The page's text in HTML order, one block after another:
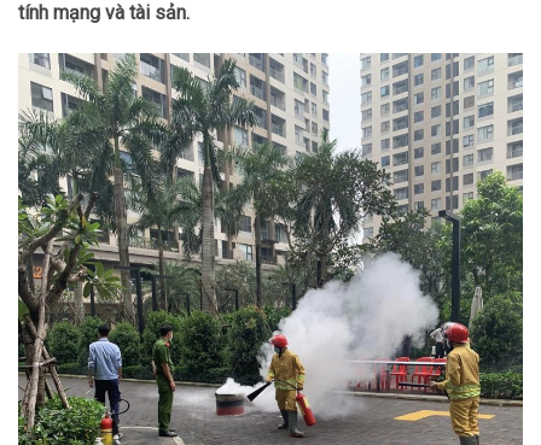
tính mạng và tài sản.